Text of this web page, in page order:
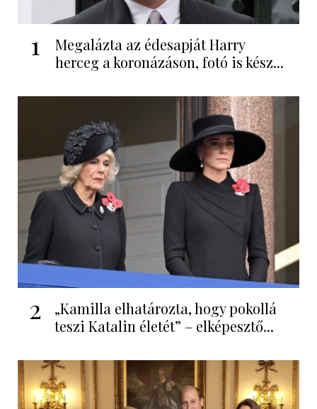
1
Megalázta az édesapját Harry
herceg a koronázáson, fotó is kész...
2
„Kamilla elhatározta, hogy pokollá
teszi Katalin életét” – elképesztő...